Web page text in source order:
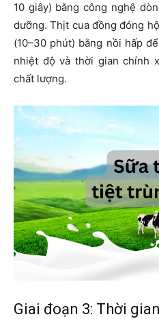
10 giây) bằng công nghệ
dưỡng. Thịt cua đồng đóng
(10–30 phút) bằng nồi hấp
nhiệt độ và thời gian chính
chất lượng.
Giai đoạn 3: Thời